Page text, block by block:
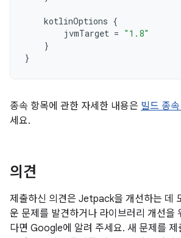
kotlinOptions {
jvmTarget = "1.8"
}
}
종속 항목에 관한 자세한 내용은 빌드 종
세요.
의견
제출하신 의견은 Jetpack을 개선하는 데
운 문제를 발견하거나 라이브러리 개선을
다면 Google에 알려 주세요. 새 문제를 제